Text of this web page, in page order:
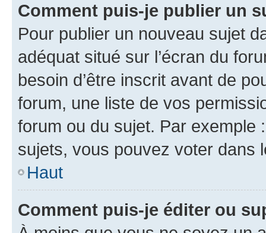
Comment puis-je publier un
Pour publier un nouveau sujet
adéquat situé sur l’écran du
besoin d’être inscrit avant de
forum, une liste de vos
forum ou du sujet. Par exemple
sujets, vous pouvez voter dans
Haut
Comment puis-je éditer ou